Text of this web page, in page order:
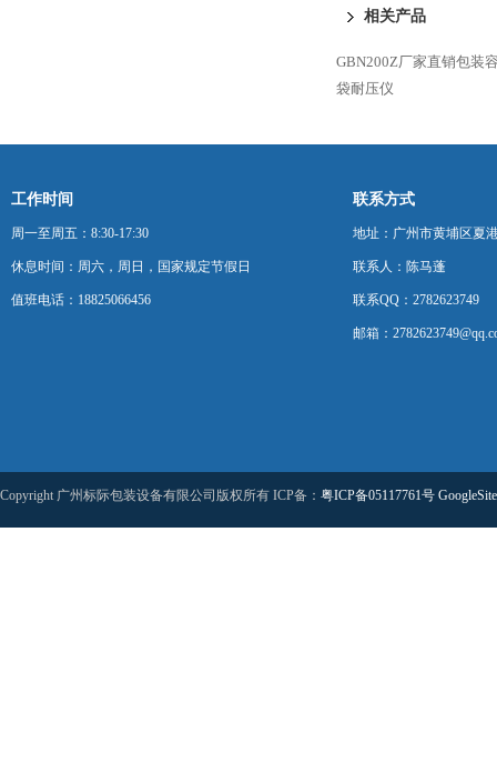
相关产品
GBN200Z厂家直销包装
袋耐压仪
工作时间
周一至周五：8:30-17:30
休息时间：周六，周日，国家规定节假日
值班电话：18825066456
联系方式
地址：广州市黄埔区夏
联系人：陈马蓬
联系QQ：2782623749
邮箱：
Copyright 广州标际包装设备有限公司版权所有 ICP备： 粤ICP备05117761号